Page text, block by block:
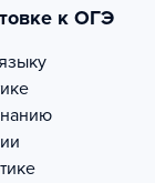
к ОГЭ